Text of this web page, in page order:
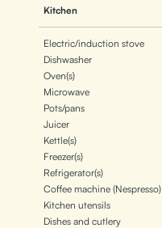
Kitchen
Electric/induction stove
Dishwasher
Oven(s)
Microwave
Pots/pans
Juicer
Kettle(s)
Freezer(s)
Refrigerator(s)
Coffee machine (Nespresso)
Kitchen utensils
Dishes and cutlery